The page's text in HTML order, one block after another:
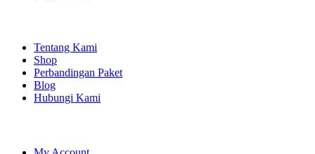
Tentang Kami
Shop
Perbandingan Paket
Blog
Hubungi Kami